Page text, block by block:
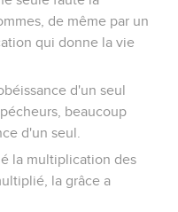
de même par un
qui donne la vie
d'un seul
beaucoup
d'un seul.
la multiplication des
la grâce a